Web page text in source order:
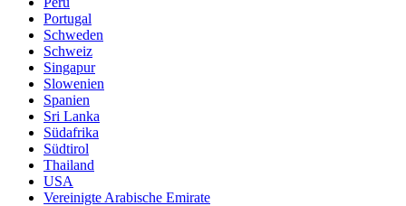
Portugal
Schweden
Schweiz
Singapur
Slowenien
Spanien
Sri Lanka
Südafrika
Südtirol
Thailand
USA
Vereinigte Arabische Emirate